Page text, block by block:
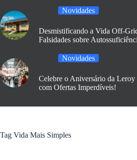
Novidades
Desmistificando a Vida Off-
Falsidades sobre
Novidades
Celebre o Aniversário da
com Ofertas Imperdíveis!
Tag Vida Mais Simples